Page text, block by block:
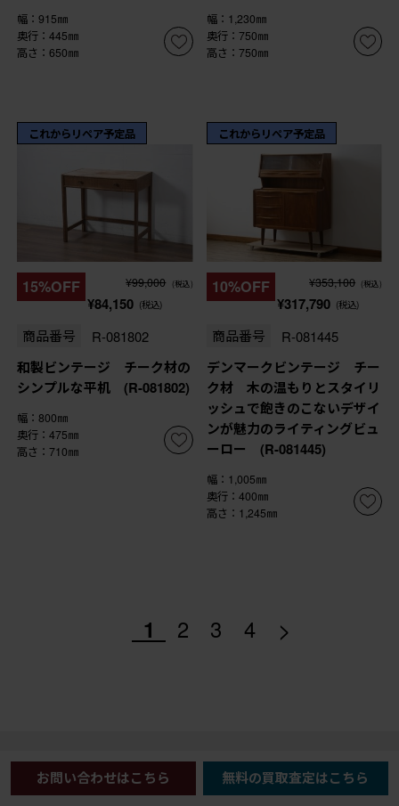
幅：915㎜
奥行：445㎜
高さ：650㎜
幅：1,230㎜
奥行：750㎜
高さ：750㎜
これからリペア予定品
15%OFF ¥99,000 (税込)
¥84,150 (税込)
商品番号 R-081802
和製ビンテージ チーク材の
シンプルな平机 (R-081802)
幅：800㎜
奥行：475㎜
高さ：710㎜
これからリペア予定品
10%OFF ¥353,100 (税込)
¥317,790 (税込)
商品番号 R-081445
デンマークビンテージ チー
ク材 木の温もりとスタイリ
ッシュで飽きのこないデザイ
ンが魅力のライティングビュ
ーロー (R-081445)
幅：1,005㎜
奥行：400㎜
高さ：1,245㎜
1 2 3 4 >
商品を探す
お問い合わせはこちら 無料の買取査定はこちら